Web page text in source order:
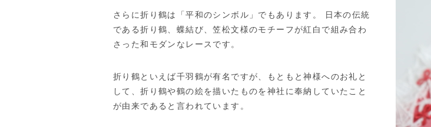
さらに折り鶴は「平和のシンボル」でもあります。 日本の伝統
である折り鶴、蝶結び、笠松文様のモチーフが紅白で組み合わ
さった和モダンなレースです。
折り鶴といえば千羽鶴が有名ですが、もともと神様へのお礼と
して、折り鶴や鶴の絵を描いたものを神社に奉納していたこと
が由来であると言われています。